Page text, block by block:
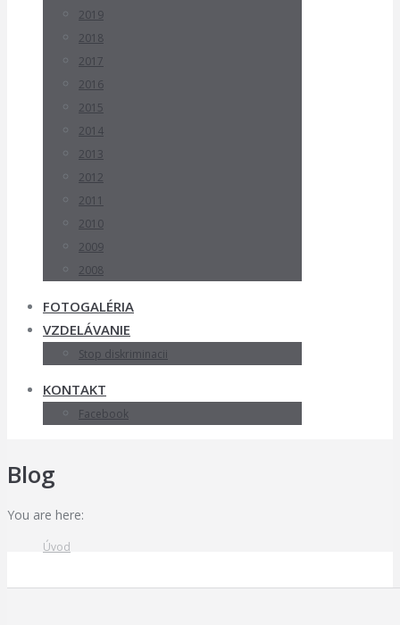
2019
2018
2017
2016
2015
2014
2013
2012
2011
2010
2009
2008
FOTOGALÉRIA
VZDELÁVANIE
Stop diskriminacii
KONTAKT
Facebook
Blog
You are here:
Úvod